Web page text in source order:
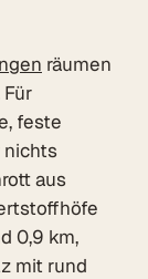
räumen
feste
nichts
aus
0,9 km,
mit rund